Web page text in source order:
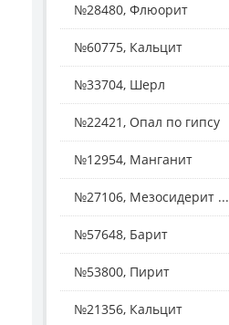
№28480, Флюорит
№60775, Кальцит
№33704, Шерл
№22421, Опал по гипсу
№12954, Манганит
№27106, Мезосидерит ...
№57648, Барит
№53800, Пирит
№21356, Кальцит